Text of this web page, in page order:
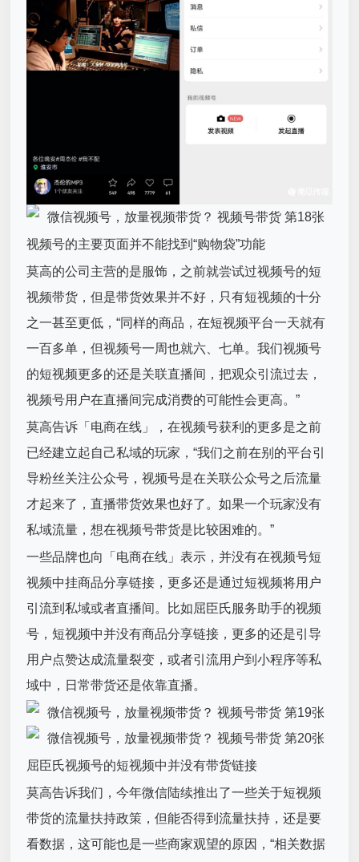
视频号的主要页面并不能找到“购物袋”功能
莫高的公司主营的是服饰，之前就尝试过视频号的短
视频带货，但是带货效果并不好，只有短视频的十分
之一甚至更低，“同样的商品，在短视频平台一天就有
一百多单，但视频号一周也就六、七单。我们视频号
的短视频更多的还是关联直播间，把观众引流过去，
视频号用户在直播间完成消费的可能性会更高。”
莫高告诉「电商在线」，在视频号获利的更多是之前
已经建立起自己私域的玩家，“我们之前在别的平台引
导粉丝关注公众号，视频号是在关联公众号之后流量
才起来了，直播带货效果也好了。如果一个玩家没有
私域流量，想在视频号带货是比较困难的。”
一些品牌也向「电商在线」表示，并没有在视频号短
视频中挂商品分享链接，更多还是通过短视频将用户
引流到私域或者直播间。比如屈臣氏服务助手的视频
号，短视频中并没有商品分享链接，更多的还是引导
用户点赞达成流量裂变，或者引流用户到小程序等私
域中，日常带货还是依靠直播。
屈臣氏视频号的短视频中并没有带货链接
莫高告诉我们，今年微信陆续推出了一些关于短视频
带货的流量扶持政策，但能否得到流量扶持，还是要
看数据，这可能也是一些商家观望的原因，“相关数据